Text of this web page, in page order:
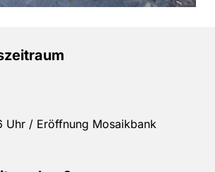
Uhr / Eröffnung Mosaikbank